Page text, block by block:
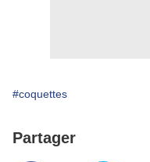
#coquettes
Partager